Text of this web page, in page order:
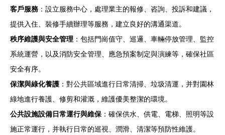
客戶服務 ：設立服務中心，處理業主的報修、咨詢、投訴和建議，
提供入住、裝修手續辦理等服務，建立良好的溝通渠道。
秩序維護與安全管理 ：包括門崗值守、巡邏、車輛停放管理、監控
系統運營，以及消防安全管理、應急預案制定與演練等，確保社區
安全有序。
保潔與綠化養護 ：對公共區域進行日常清掃、垃圾清運，并對園林
綠地進行養護、修剪和灌溉，維護優美整潔的環境。
公共設施設備日常運行與維保 ：確保供水、供電、電梯、照明等設
施正常運行，并執行日常的巡視、潤滑、清潔等預防性維護。